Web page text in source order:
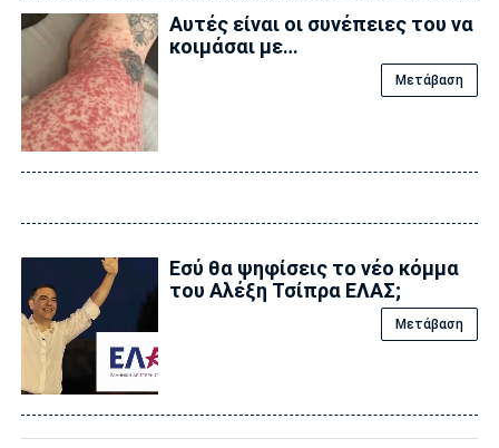
Αυτές είναι οι συνέπειες του να
κοιμάσαι με…
Μετάβαση
Εσύ θα ψηφίσεις το νέο κόμμα
του Αλέξη Τσίπρα ΕΛΑΣ;
Μετάβαση